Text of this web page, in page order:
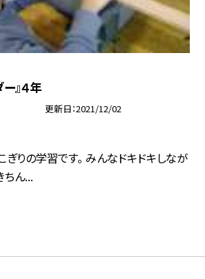
』４年
更新日 2021/12/02
りの学習です。 みんなドキドキしなが
ちん...